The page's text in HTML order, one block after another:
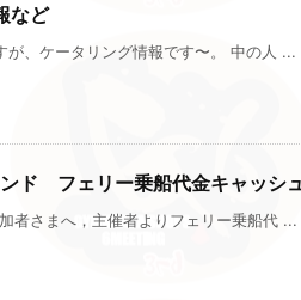
など
、ケータリング情報です〜。 中の人 ...
ド フェリー乗船代金キャッシ
者さまへ，主催者よりフェリー乗船代 ...